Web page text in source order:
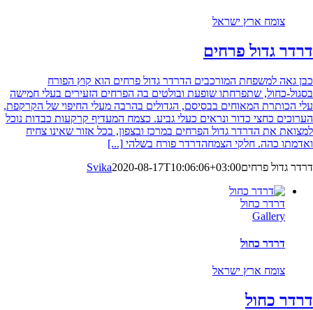
צומח ארץ ישראל
דרדר גדול פרחים
כבן גאה למשפחת המורכבים הדרדר גדול פרחים הוא קוץ הפורח
בסגול-כחול, שתפרחתו שופעת ובולטים בה הפרחים הזעירים בעלי חמישה
עלי הכותרת המאוחים בבסיסם, הגדולים בהרבה מעלי החיפוי של הקרקפת,
הערוכים כחצי כדור ונראים כעלי גביע. כצמח המעדיף קרקעות כבדות נוכל
למצואת את הדרדר גדול הפרחים במרכז ובצפון, בכל אזור שאינו צחיח
ואדמתו כהה. חלקי הצמחהדרדר פורח בשלהי [...]
דרדר גדול פרחים
Svika2020-08-17T10:06:06+03:00
דרדר כחול
Gallery
דרדר כחול
צומח ארץ ישראל
דרדר כחול